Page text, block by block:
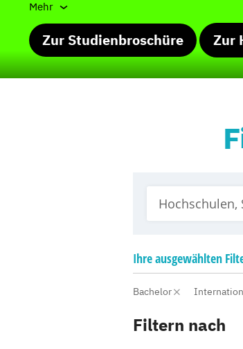
Mehr
Zur Studienbroschüre Zur
Ihreausgewählten
Bachelor
Filtern nach